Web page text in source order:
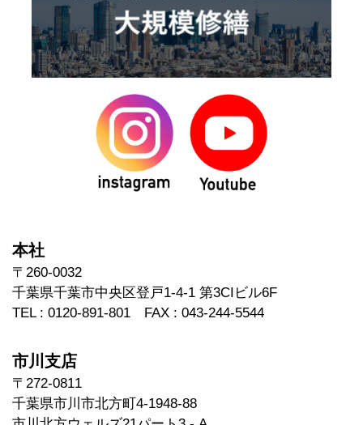
本社
〒260-0032
千葉県千葉市中央区登戸1-4-1 第3CIビル6F
TEL : 0120-891-801 FAX : 043-244-5544
市川支店
〒272-0811
千葉県市川市北方町4-1948-88